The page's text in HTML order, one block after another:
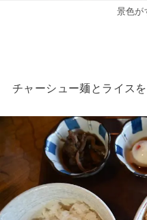
景色が
チャーシュー麺とライスを